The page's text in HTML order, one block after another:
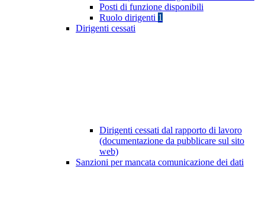
Posti di funzione disponibili
Ruolo dirigenti 1
Dirigenti cessati
Dirigenti cessati dal rapporto di lavoro
(documentazione da pubblicare sul sito
web)
Sanzioni per mancata comunicazione dei dati